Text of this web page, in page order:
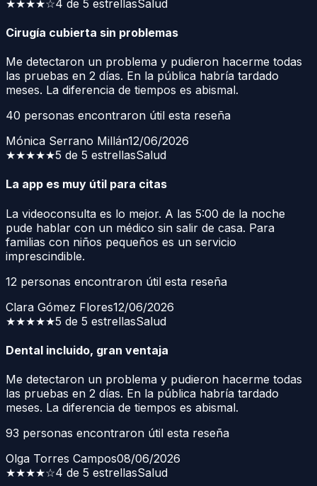
★★★★☆4 de 5 estrellasSalud
Cirugía cubierta sin problemas
Me detectaron un problema y pudieron hacerme todas
las pruebas en 2 días. En la pública habría tardado
meses. La diferencia de tiempos es abismal.
40 personas encontraron útil esta reseña
Mónica Serrano Millán12/06/2026
★★★★★5 de 5 estrellasSalud
La app es muy útil para citas
La videoconsulta es lo mejor. A las 5:00 de la noche
pude hablar con un médico sin salir de casa. Para
familias con niños pequeños es un servicio
imprescindible.
12 personas encontraron útil esta reseña
Clara Gómez Flores12/06/2026
★★★★★5 de 5 estrellasSalud
Dental incluido, gran ventaja
Me detectaron un problema y pudieron hacerme todas
las pruebas en 2 días. En la pública habría tardado
meses. La diferencia de tiempos es abismal.
93 personas encontraron útil esta reseña
Olga Torres Campos08/06/2026
★★★★☆4 de 5 estrellasSalud